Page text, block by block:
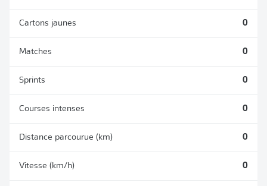
Cartons jaunes 0
Matches 0
Sprints 0
Courses intenses 0
Distance parcourue (km) 0
Vitesse (km/h) 0